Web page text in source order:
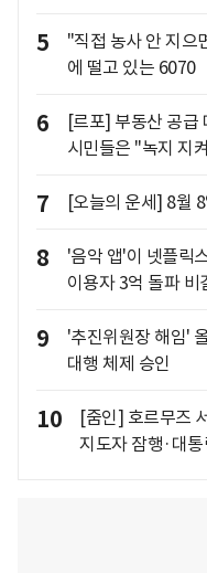
5
"직접 농사 안 지
에 떨고 있는 6070
6
[르포] 부동산 공
시민들은 "녹지 지
7 [오늘의 운세] 8월
8
'음악 앱'이 넷플릭
이용자 3억 돌파 비
9
'추진위원장 해임'
대행 체제 승인
10
[줌인] 호르무즈
지도자 잠행·대